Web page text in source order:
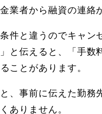
業者から融資の連絡
件と違うのでキャン
と伝えると、「手数
ことがあります。
、事前に伝えた勤務
ありません。